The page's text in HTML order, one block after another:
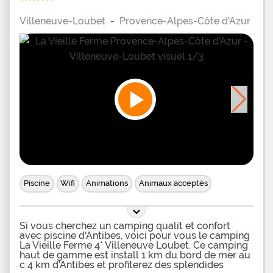
laverie du camping. Si vous souhaitez passer de la
mer la piscine, vous trouverez une piscine de plein
air 5 km du camping. Sur le Camping 2* Caravaning
L'Ore de Vaugrenier vous profiterez du terrain de
ptanque et de l'aire de jeux pour les
Villeneuve-Loubet - Provence-Alpes-Côte d'Azur
Piscine Wifi Animations Animaux acceptés
Si vous cherchez un camping qualit et confort
avec piscine d'Antibes, voici pour vous le camping
La Vieille Ferme 4* Villeneuve Loubet. Ce camping
haut de gamme est install 1 km du bord de mer au
c 4 km d'Antibes et profiterez des splendides